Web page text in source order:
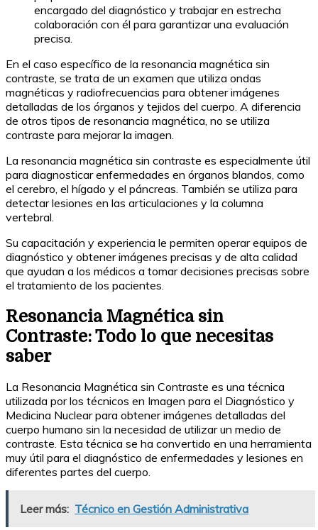
encargado del diagnóstico y trabajar en estrecha
colaboración con él para garantizar una evaluación
precisa.
En el caso específico de la resonancia magnética sin
contraste, se trata de un examen que utiliza ondas
magnéticas y radiofrecuencias para obtener imágenes
detalladas de los órganos y tejidos del cuerpo. A diferencia
de otros tipos de resonancia magnética, no se utiliza
contraste para mejorar la imagen.
La resonancia magnética sin contraste es especialmente útil
para diagnosticar enfermedades en órganos blandos, como
el cerebro, el hígado y el páncreas. También se utiliza para
detectar lesiones en las articulaciones y la columna
vertebral.
Su capacitación y experiencia le permiten operar equipos de
diagnóstico y obtener imágenes precisas y de alta calidad
que ayudan a los médicos a tomar decisiones precisas sobre
el tratamiento de los pacientes.
Resonancia Magnética sin
Contraste: Todo lo que necesitas
saber
La Resonancia Magnética sin Contraste es una técnica
utilizada por los técnicos en Imagen para el Diagnóstico y
Medicina Nuclear para obtener imágenes detalladas del
cuerpo humano sin la necesidad de utilizar un medio de
contraste. Esta técnica se ha convertido en una herramienta
muy útil para el diagnóstico de enfermedades y lesiones en
diferentes partes del cuerpo.
Leer más: Técnico en Gestión Administrativa